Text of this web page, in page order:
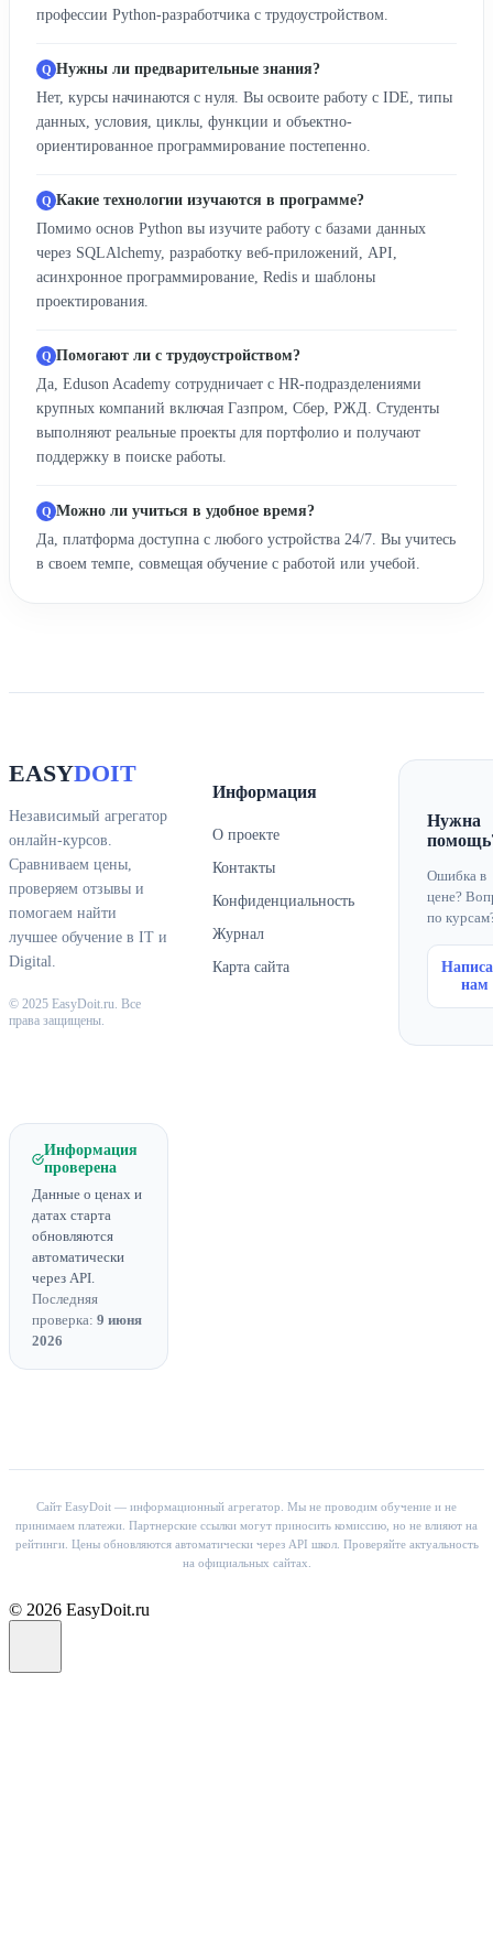
профессии Python-разработчика с трудоустройством.
Нужны ли предварительные знания?
Нет, курсы начинаются с нуля. Вы освоите работу с IDE, типы
данных, условия, циклы, функции и объектно-
ориентированное программирование постепенно.
Какие технологии изучаются в программе?
Помимо основ Python вы изучите работу с базами данных
через SQLAlchemy, разработку веб-приложений, API,
асинхронное программирование, Redis и шаблоны
проектирования.
Помогают ли с трудоустройством?
Да, Eduson Academy сотрудничает с HR-подразделениями
крупных компаний включая Газпром, Сбер, РЖД. Студенты
выполняют реальные проекты для портфолио и получают
поддержку в поиске работы.
Можно ли учиться в удобное время?
Да, платформа доступна с любого устройства 24/7. Вы учитесь
в своем темпе, совмещая обучение с работой или учебой.
EASYDOIT
Независимый агрегатор
онлайн-курсов.
Сравниваем цены,
проверяем отзывы и
помогаем найти
лучшее обучение в IT и
Digital.
© 2025 EasyDoit.ru. Все
права защищены.
Информация
О проекте
Контакты
Конфиденциальность
Журнал
Карта сайта
Нужна
Ошибка в
цене?
по
нам
Информация
проверена
Данные о ценах и
датах старта
обновляются
автоматически
через API.
Последняя
проверка: 9 июня
2026
Сайт EasyDoit — информационный агрегатор. Мы не проводим обучение и не
принимаем платежи. Партнерские ссылки могут приносить комиссию, но не влияют на
рейтинги. Цены обновляются автоматически через API школ. Проверяйте актуальность
на официальных сайтах.
© 2026 EasyDoit.ru